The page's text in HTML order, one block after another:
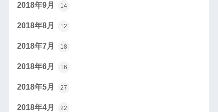
2018年9月 14
2018年8月 12
2018年7月 18
2018年6月 16
2018年5月 27
2018年4月 22